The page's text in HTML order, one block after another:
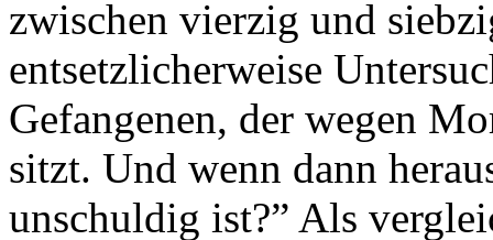
zwischen vierzig und
entsetzlicherweise
Gefangenen, der wegen
sitzt. Und wenn dann
unschuldig ist?” Als